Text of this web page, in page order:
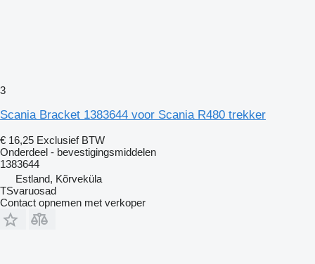
3
Scania Bracket 1383644 voor Scania R480 trekker
€ 16,25 Exclusief BTW
Onderdeel - bevestigingsmiddelen
1383644
Estland, Kõrveküla
TSvaruosad
Contact opnemen met verkoper